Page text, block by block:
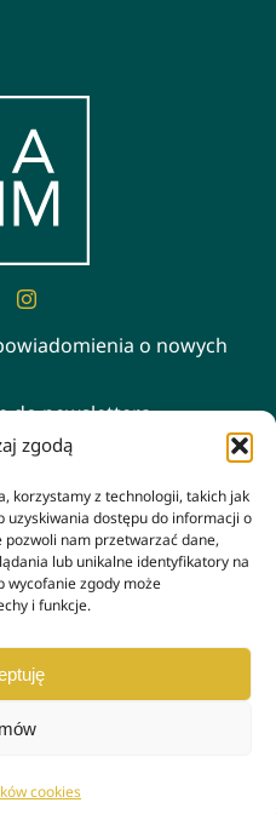
zgodą
korzystamy z technologii, takich jak
uzyskiwania dostępu do informacji o
nam przetwarzać dane,
lub unikalne identyfikatory na
wycofanie zgody może
i funkcje.
cookies
o nowych
do newslettera
| All Rights Reserved |